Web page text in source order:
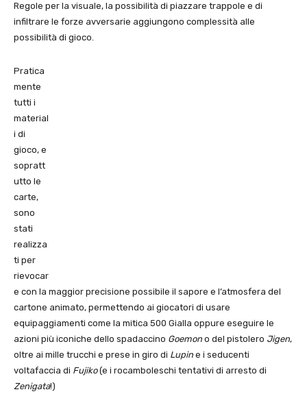
Regole per la visuale, la possibilità di piazzare trappole e di
infiltrare le forze avversarie aggiungono complessità alle
possibilità di gioco.
Pratica
mente
tutti i
material
i di
gioco, e
sopratt
utto le
carte,
sono
stati
realizza
ti per
rievocar
e con la maggior precisione possibile il sapore e l’atmosfera del
cartone animato, permettendo ai giocatori di usare
equipaggiamenti come la mitica 500 Gialla oppure eseguire le
azioni più iconiche dello spadaccino Goemon o del pistolero Jigen,
oltre ai mille trucchi e prese in giro di Lupin e i seducenti
voltafaccia di Fujiko(e i rocamboleschi tentativi di arresto di
Zenigata!)